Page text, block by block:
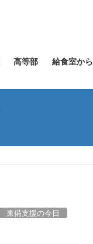
高等部 給食室から
東備支援の今日